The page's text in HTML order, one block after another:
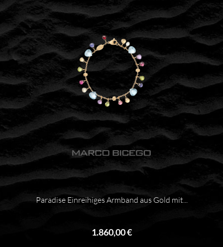
Paradise Einreihiges Armband aus Gold mit...
1.860,00 €